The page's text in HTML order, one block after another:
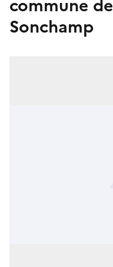
commune de
Sonchamp